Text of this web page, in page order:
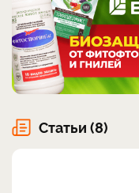
Статьи (8)